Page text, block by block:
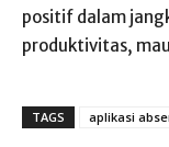
positif dalam
produktivitas,
TAGS aplikasi